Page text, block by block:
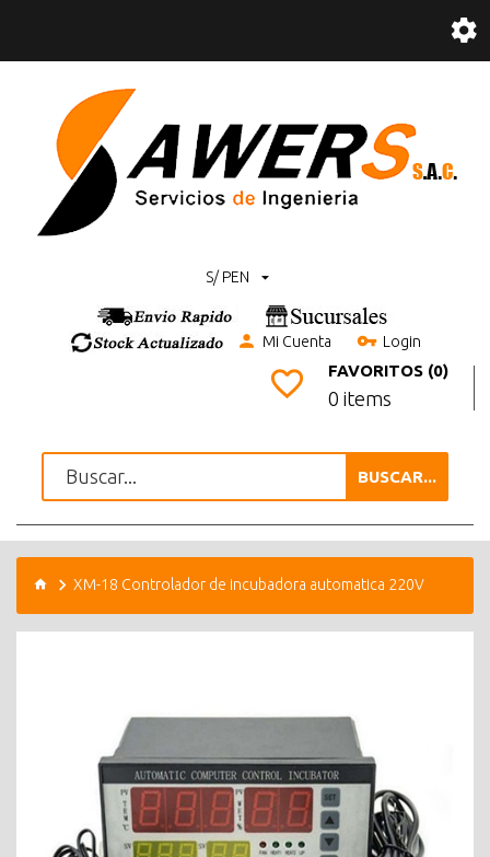
S/ PEN
Mi Cuenta Login
FAVORITOS (0)
0 items
BUSCAR...
XM-18 Controlador de incubadora automatica 220V